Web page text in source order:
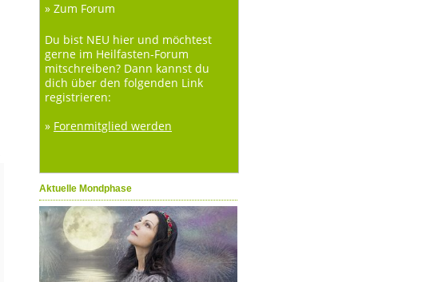
» Zum Forum
Du bist NEU hier und möchtest
gerne im Heilfasten-Forum
mitschreiben? Dann kannst du
dich über den folgenden Link
registrieren:
» Forenmitglied werden
Aktuelle Mondphase